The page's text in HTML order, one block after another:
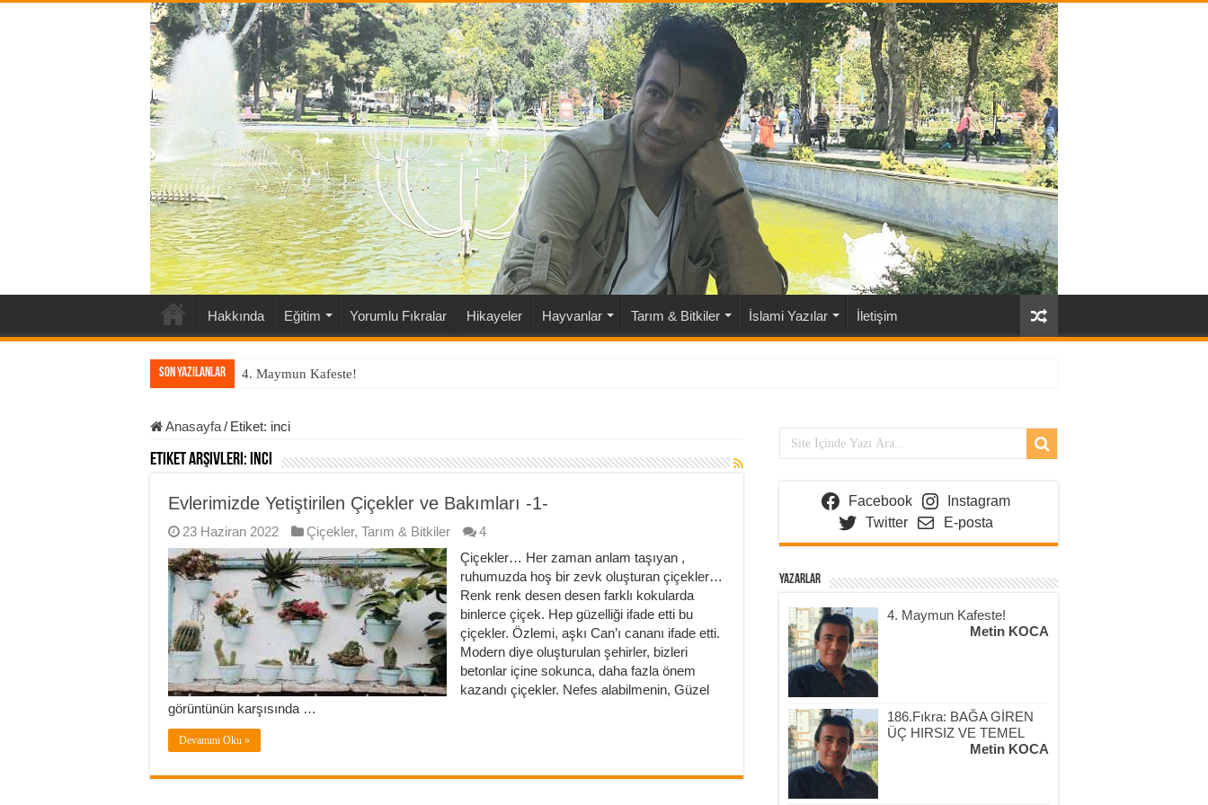
Hakkında Eğitim Yorumlu Fıkralar Hikayeler Hayvanlar Tarım & Bitkiler İslami Yazılar İletişim
Son Yazılanlar 4. Maymun Kafeste!
Anasayfa/ Etiket: inci
Etiket Arşivleri: inci
Evlerimizde Yetiştirilen Çiçekler ve Bakımları -1-
23 Haziran 2022 Çiçekler, Tarım & Bitkiler
4
Çiçekler… Her zaman anlam taşıyan ,
ruhumuzda hoş bir zevk oluşturan çiçekler…
Renk renk desen desen farklı kokularda
binlerce çiçek. Hep güzelliği ifade etti bu
çiçekler. Özlemi, aşkı Can’ı cananı ifade etti.
Modern diye oluşturulan şehirler, bizleri
betonlar içine sokunca, daha fazla önem
kazandı çiçekler. Nefes alabilmenin, Güzel
görüntünün karşısında …
Devamını Oku »
Facebook
Instagram
Twitter
E-posta
Yazarlar
4. Maymun Kafeste!
Metin KOCA
186.Fıkra: BAĞA GİREN
ÜÇ HIRSIZ VE TEMEL
Metin KOCA